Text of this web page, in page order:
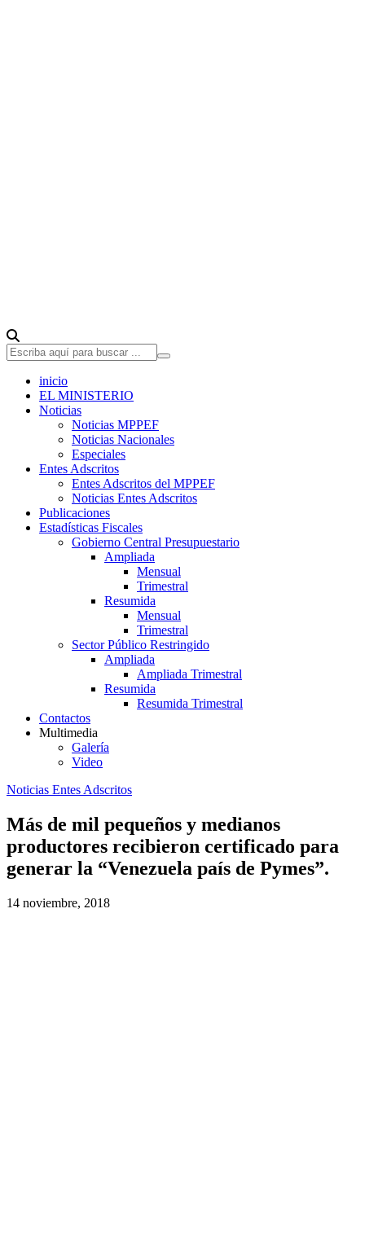
inicio
EL MINISTERIO
Noticias
Noticias MPPEF
Noticias Nacionales
Especiales
Entes Adscritos
Entes Adscritos del MPPEF
Noticias Entes Adscritos
Publicaciones
Estadísticas Fiscales
Gobierno Central Presupuestario
Ampliada
Mensual
Trimestral
Resumida
Mensual
Trimestral
Sector Público Restringido
Ampliada
Ampliada Trimestral
Resumida
Resumida Trimestral
Contactos
Multimedia
Galería
Video
Noticias Entes Adscritos
Más de mil pequeños y medianos
productores recibieron certificado para
generar la “Venezuela país de Pymes”.
14 noviembre, 2018